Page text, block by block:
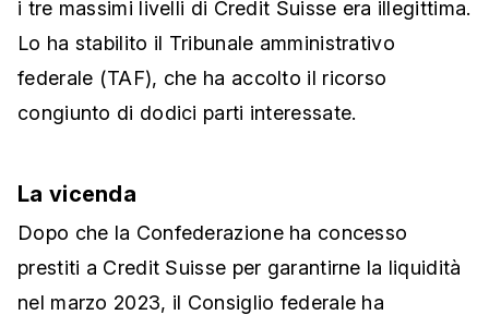
i tre massimi livelli di Credit Suisse era illegittima.
Lo ha stabilito il Tribunale amministrativo
federale (TAF), che ha accolto il ricorso
congiunto di dodici parti interessate.
La vicenda
Dopo che la Confederazione ha concesso
prestiti a Credit Suisse per garantirne la liquidità
nel marzo 2023, il Consiglio federale ha